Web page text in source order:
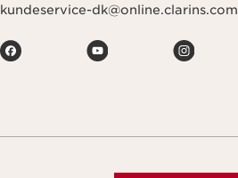
kundeservice-dk@online.clarins.com